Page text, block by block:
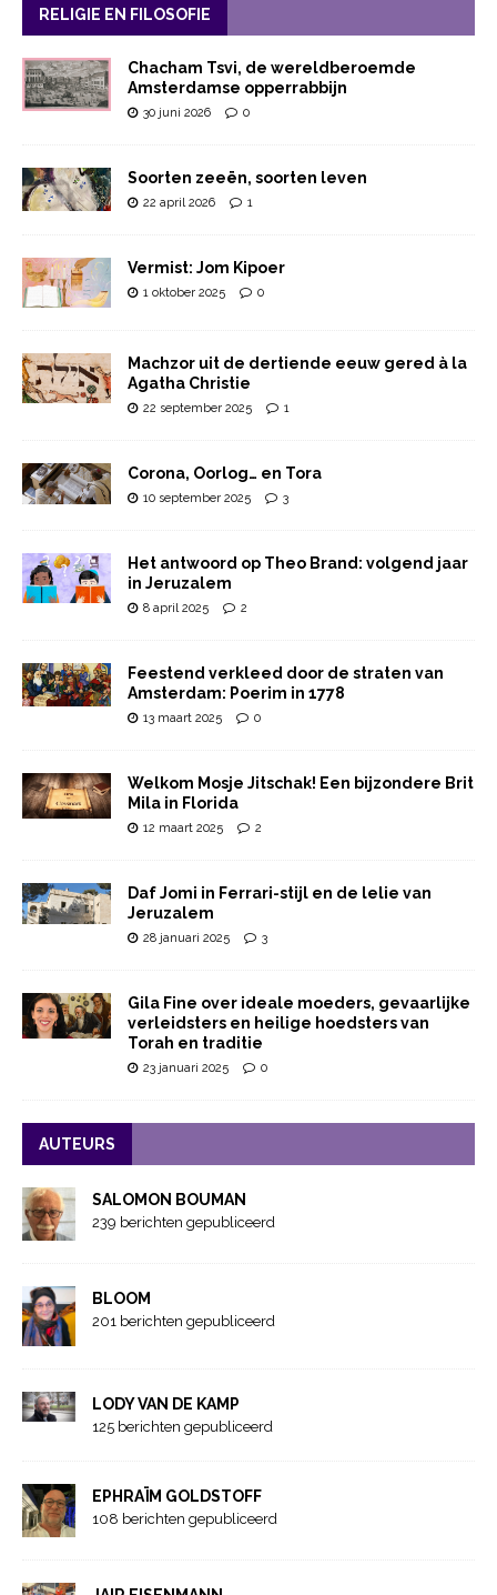
RELIGIE EN FILOSOFIE
Chacham Tsvi, de wereldberoemde
Amsterdamse opperrabbijn
30 juni 2026 0
Soorten zeeën, soorten leven
22 april 2026 1
Vermist: Jom Kipoer
1 oktober 2025 0
Machzor uit de dertiende eeuw gered à la
Agatha Christie
22 september 2025 1
Corona, Oorlog… en Tora
10 september 2025 3
Het antwoord op Theo Brand: volgend jaar
in Jeruzalem
8 april 2025 2
Feestend verkleed door de straten van
Amsterdam: Poerim in 1778
13 maart 2025 0
Welkom Mosje Jitschak! Een bijzondere Brit
Mila in Florida
12 maart 2025 2
Daf Jomi in Ferrari-stijl en de lelie van
Jeruzalem
28 januari 2025 3
Gila Fine over ideale moeders, gevaarlijke
verleidsters en heilige hoedsters van
Torah en traditie
23 januari 2025 0
AUTEURS
SALOMON BOUMAN
239 berichten gepubliceerd
BLOOM
201 berichten gepubliceerd
LODY VAN DE KAMP
125 berichten gepubliceerd
EPHRAÏM GOLDSTOFF
108 berichten gepubliceerd